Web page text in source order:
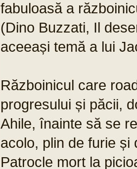
fabuloasă a
(Dino Buzzati, Il
aceeași temă a lui
Războinicul care
progresului și păcii,
Ahile, înainte să se
acolo, plin de furie
Patrocle mort la